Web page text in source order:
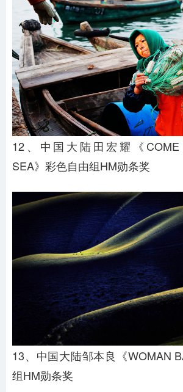
12、中国大陆田宏耀《COME
SEA》彩色自由组HM勋条奖
13、中国大陆邹本良《WOMAN
组HM勋条奖